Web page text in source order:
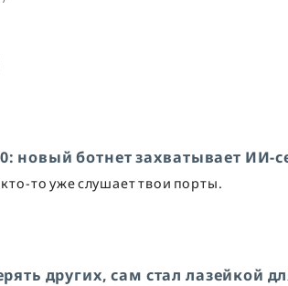
новый ботнет захватывает ИИ-
то уже слушает твои порты.
других, сам стал лазейкой